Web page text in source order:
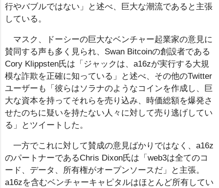
行やバブルではない」と述べ、巨大な潮流であると主張
している。
マスク、ドーシーの巨大なベンチャー起業家の意見に
賛同する声も多く見られ、Swan Bitcoinの創設者である
Cory Klippsten氏は「ジャックは、a16zが実行する大規
模な詐欺を正確に知っている」と述べ、その他のTwitter
ユーザーも「彼らはソラナのようなコインを作成し、巨
大な資本を持ってそれらを売り込み、時価総額を爆発さ
せたのちに疑いを持たない人々に対して売り逃げしてい
る」とツイートした。
一方でこれに対して賛成の意見ばかりではなく、a16z
のパートナーであるChris Dixon氏は「web3は全てのコ
ード、データ、所有権がオープンソースだ」と主張。
a16zを含むベンチャーキャピタルはほとんど所有してい